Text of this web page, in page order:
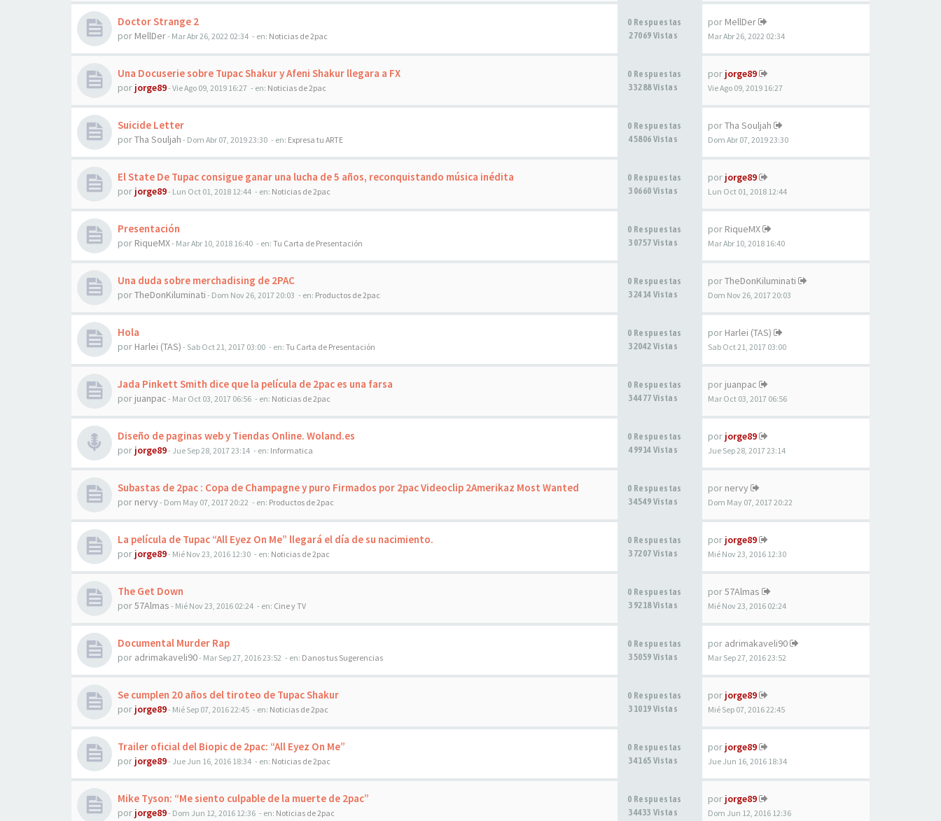
Doctor Strange 2
por MellDer- Mar Abr 26, 2022 02:34 - en: Noticias de 2pac
0 Respuestas
27069 Vistas
por MellDer
Mar Abr 26, 2022 02:34
Una Docuserie sobre Tupac Shakur y Afeni Shakur llegara a FX
por jorge89- Vie Ago 09, 2019 16:27 - en: Noticias de 2pac
0 Respuestas
33288 Vistas
por jorge89
Vie Ago 09, 2019 16:27
Suicide Letter
porTha Souljah - Dom Abr 07, 2019 23:30 - en: Expresa tu ARTE
0 Respuestas
45806 Vistas
porTha Souljah
Dom Abr 07, 2019 23:30
El State De Tupac consigue ganar una lucha de 5 años, reconquistando música inédita
por jorge89- Lun Oct 01, 2018 12:44 - en: Noticias de 2pac
0 Respuestas
30660 Vistas
por jorge89
Lun Oct 01, 2018 12:44
Presentación
por RiqueMX- Mar Abr 10, 2018 16:40 - en: Tu Carta de Presentación
0 Respuestas
30757 Vistas
por RiqueMX
Mar Abr 10, 2018 16:40
Una duda sobre merchadising de 2PAC
porTheDonKiluminati - Dom Nov 26, 2017 20:03 - en: Productos de 2pac
0 Respuestas
32414 Vistas
porTheDonKiluminati
Dom Nov 26, 2017 20:03
Hola
por Harlei (TAS) - Sab Oct 21, 2017 03:00 - en: Tu Carta de Presentación
0 Respuestas
32042 Vistas
por Harlei (TAS)
Sab Oct 21, 2017 03:00
Jada Pinkett Smith dice que la película de 2pac es una farsa
por juanpac - Mar Oct 03, 2017 06:56 - en: Noticias de 2pac
0 Respuestas
34477 Vistas
por juanpac
Mar Oct 03, 2017 06:56
Diseño de paginas web y Tiendas Online. Woland.es
por jorge89- Jue Sep 28, 2017 23:14 - en: Informatica
0 Respuestas
49914 Vistas
por jorge89
Jue Sep 28, 2017 23:14
Subastas de 2pac : Copa de Champagne y puro Firmados por 2pac Videoclip 2Amerikaz Most Wanted
por nervy - Dom May 07, 2017 20:22 - en: Productos de 2pac
0 Respuestas
34549 Vistas
por nervy
Dom May 07, 2017 20:22
La película de Tupac “All Eyez On Me” llegará el día de su nacimiento.
por jorge89- Mié Nov 23, 2016 12:30 - en: Noticias de 2pac
0 Respuestas
37207 Vistas
por jorge89
Mié Nov 23, 2016 12:30
The Get Down
por57Almas - Mié Nov 23, 2016 02:24 - en: Cine y TV
0 Respuestas
39218 Vistas
por57Almas
Mié Nov 23, 2016 02:24
Documental Murder Rap
por adrimakaveli90- Mar Sep 27, 2016 23:52 - en: Danos tus Sugerencias
0 Respuestas
35059 Vistas
por adrimakaveli90
Mar Sep 27, 2016 23:52
Se cumplen 20 años del tiroteo de Tupac Shakur
por jorge89- Mié Sep 07, 2016 22:45 - en: Noticias de 2pac
0 Respuestas
31019 Vistas
por jorge89
Mié Sep 07, 2016 22:45
Trailer oficial del Biopic de 2pac: “All Eyez On Me”
por jorge89- Jue Jun 16, 2016 18:34 - en: Noticias de 2pac
0 Respuestas
34165 Vistas
por jorge89
Jue Jun 16, 2016 18:34
Mike Tyson: “Me siento culpable de la muerte de 2pac”
por jorge89- Dom Jun 12, 2016 12:36 - en: Noticias de 2pac
0 Respuestas
34433 Vistas
por jorge89
Dom Jun 12, 2016 12:36